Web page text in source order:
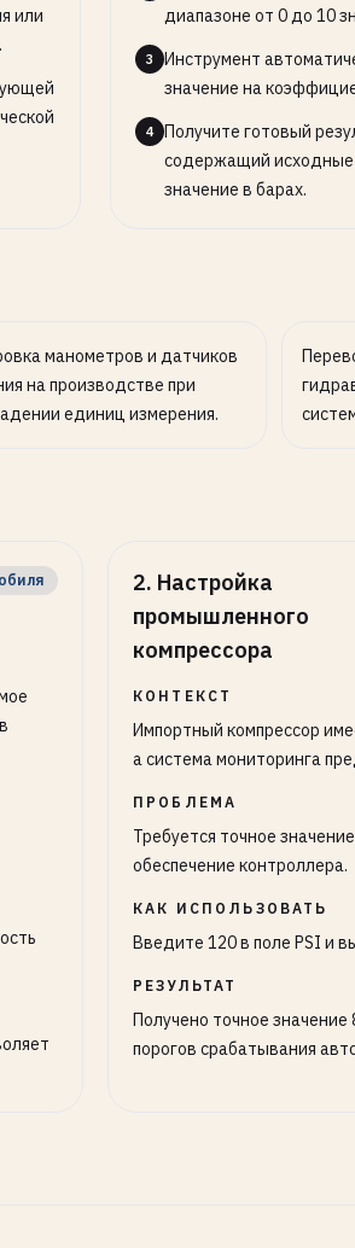
или
диапазоне от 0 до 10
3
Инструмент
значение на
4
Получите готовый
содержащий исходные
значение в барах.
манометров и датчиков
на производстве при
единиц измерения.
2. Настройка
промышленного
компрессора
КОНТЕКСТ
Импортный компрессор
а система мониторинга
ПРОБЛЕМА
Требуется точное
обеспечение контроллера.
КАК ИСПОЛЬЗОВАТЬ
Введите 120 в поле PSI и
РЕЗУЛЬТАТ
Получено точное
порогов срабатывания